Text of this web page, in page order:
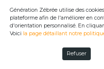
Génération Zébrée utilise des
plateforme afin de l'améliorer en
d'orientation personnalisé. En
Voici la page détaillant notre
Refuser